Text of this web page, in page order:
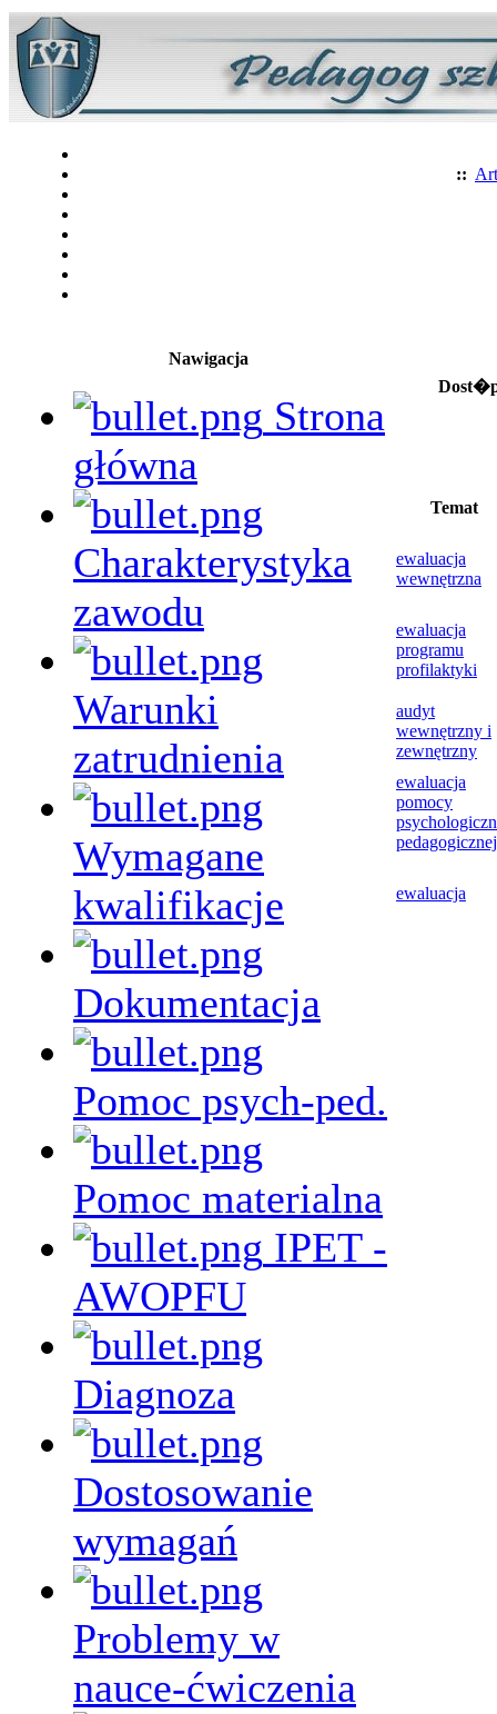
::
Nawigacja
Strona
główna
Charakterystyka
zawodu
Warunki
zatrudnienia
Wymagane
kwalifikacje
Dokumentacja
Pomoc psych-ped.
Pomoc materialna
IPET -
AWOPFU
Diagnoza
Dostosowanie
wymagań
Problemy w
nauce-ćwiczenia
Temat
ewaluacja
wewnętrzna
ewaluacja
programu
profilaktyki
audyt
wewnętrzny i
zewnętrzny
ewaluacja
pomocy
pedagogicznej
ewaluacja